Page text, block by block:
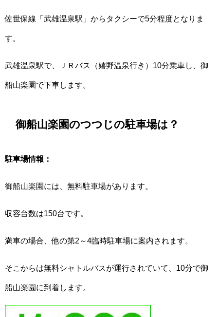
佐世保線「武雄温泉駅」からタクシーで5分程度となりま
す。
武雄温泉駅で、ＪＲバス（嬉野温泉行き）10分乗車し、御
船山楽園で下車します。
御船山楽園のつつじの駐車場は？
駐車場情報：
御船山楽園には、無料駐車場があります。
収容台数は150台です。
満車の場合、他の第2～4臨時駐車場に案内されます。
そこからは無料シャトルバスが運行されていて、10分で御
船山楽園に到着します。